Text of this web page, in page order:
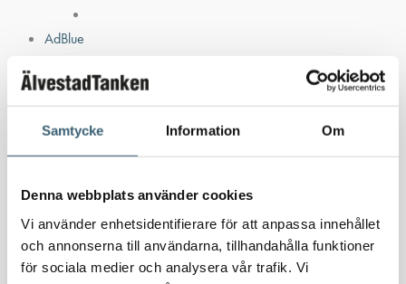
Samtycke Information Om
Denna webbplats använder cookies
Vi använder enhetsidentifierare för att anpassa innehållet
och annonserna till användarna, tillhandahålla funktioner
för sociala medier och analysera vår trafik. Vi
AdBlue
AdBlue transporttankar
AdBluepumpar & tillbehör
Diesel
Transporttankar Diesel
Dieseltank reservdelar & tillbehör
Dieseltankar ADR 500-3000 liter